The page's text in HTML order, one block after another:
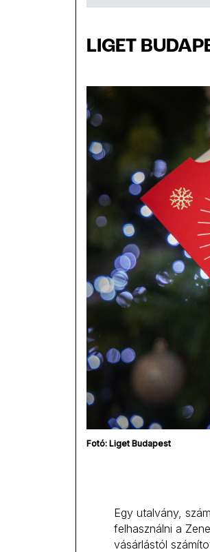
LIGET
Fotó: Liget Budapest
Egy utalvány,
felhasználni a
vásárlástól